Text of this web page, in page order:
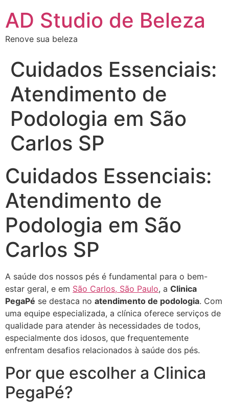
AD Studio de Beleza
Renove sua beleza
Cuidados Essenciais:
Atendimento de
Podologia em São
Carlos SP
Cuidados Essenciais:
Atendimento de
Podologia em São
Carlos SP
A saúde dos nossos pés é fundamental para o bem-
estar geral, e em São Carlos, São Paulo, a Clinica
PegaPé se destaca no atendimento de podologia. Com
uma equipe especializada, a clínica oferece serviços de
qualidade para atender às necessidades de todos,
especialmente dos idosos, que frequentemente
enfrentam desafios relacionados à saúde dos pés.
Por que escolher a Clinica
PegaPé?